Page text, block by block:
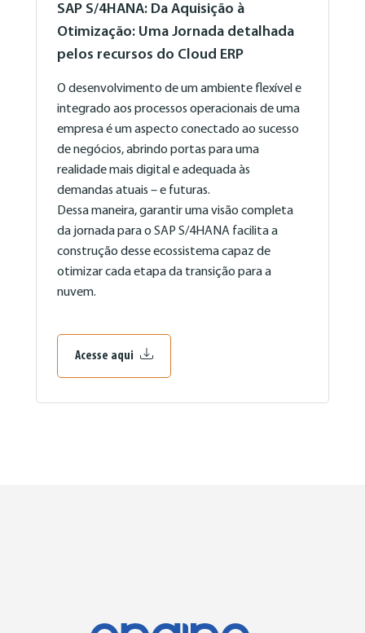
SAP S/4HANA: Da Aquisição à
Otimização: Uma Jornada detalhada
pelos recursos do Cloud ERP
O desenvolvimento de um ambiente flexível e
integrado aos processos operacionais de uma
empresa é um aspecto conectado ao sucesso
de negócios, abrindo portas para uma
realidade mais digital e adequada às
demandas atuais – e futuras.
Dessa maneira, garantir uma visão completa
da jornada para o SAP S/4HANA facilita a
construção desse ecossistema capaz de
otimizar cada etapa da transição para a
nuvem.
Acesse aqui